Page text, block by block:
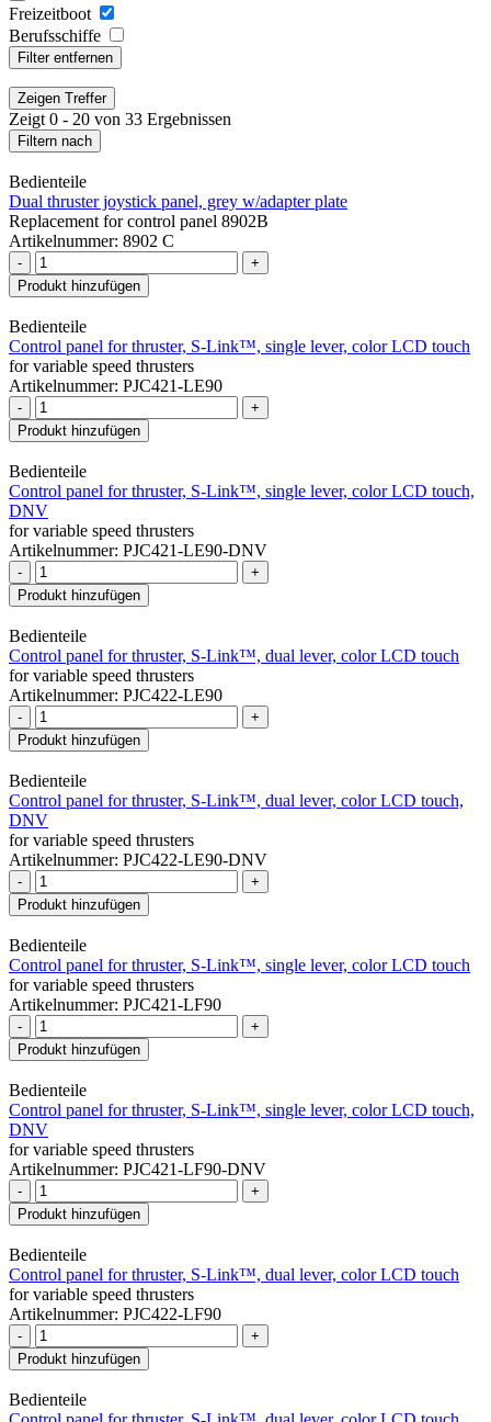
Freizeitboot
Berufsschiffe
Filter entfernen
Zeigen Treffer
Zeigt 0 - 20 von 33 Ergebnissen
Filtern nach
Bedienteile
Dual thruster joystick panel, grey w/adapter plate
Replacement for control panel 8902B
Artikelnummer: 8902 C
-
+
Produkt hinzufügen
Bedienteile
Control panel for thruster, S-Link™, single lever, color LCD touch
for variable speed thrusters
Artikelnummer: PJC421-LE90
-
+
Produkt hinzufügen
Bedienteile
Control panel for thruster, S-Link™, single lever, color LCD touch,
DNV
for variable speed thrusters
Artikelnummer: PJC421-LE90-DNV
-
+
Produkt hinzufügen
Bedienteile
Control panel for thruster, S-Link™, dual lever, color LCD touch
for variable speed thrusters
Artikelnummer: PJC422-LE90
-
+
Produkt hinzufügen
Bedienteile
Control panel for thruster, S-Link™, dual lever, color LCD touch,
DNV
for variable speed thrusters
Artikelnummer: PJC422-LE90-DNV
-
+
Produkt hinzufügen
Bedienteile
Control panel for thruster, S-Link™, single lever, color LCD touch
for variable speed thrusters
Artikelnummer: PJC421-LF90
-
+
Produkt hinzufügen
Bedienteile
Control panel for thruster, S-Link™, single lever, color LCD touch,
DNV
for variable speed thrusters
Artikelnummer: PJC421-LF90-DNV
-
+
Produkt hinzufügen
Bedienteile
Control panel for thruster, S-Link™, dual lever, color LCD touch
for variable speed thrusters
Artikelnummer: PJC422-LF90
-
+
Produkt hinzufügen
Bedienteile